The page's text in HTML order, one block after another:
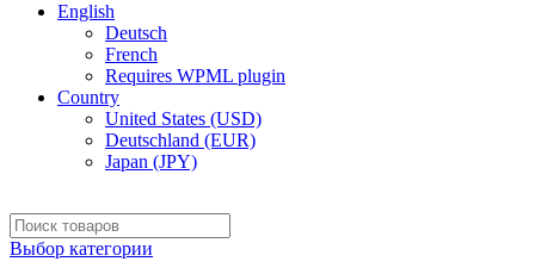
English
Deutsch
French
Requires WPML plugin
Country
United States (USD)
Deutschland (EUR)
Japan (JPY)
Выбор категории